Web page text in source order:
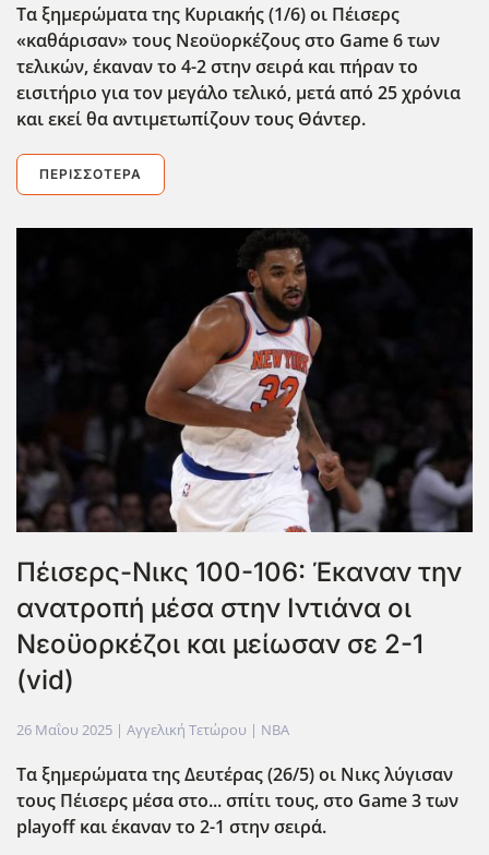
Tα ξημερώματα της Κυριακής (1/6) οι Πέισερς
«καθάρισαν» τους Νεοϋορκέζους στο Game 6 των
τελικών, έκαναν το 4-2 στην σειρά και πήραν το
εισιτήριο για τον μεγάλο τελικό, μετά από 25 χρόνια
και εκεί θα αντιμετωπίζουν τους Θάντερ.
ΠΕΡΙΣΣΌΤΕΡΑ
Πέισερς-Νικς 100-106: Έκαναν την
ανατροπή μέσα στην Ιντιάνα οι
Νεοϋορκέζοι και μείωσαν σε 2-1
(vid)
26 Μαΐου 2025 | Αγγελική Τετώρου | NBA
Τα ξημερώματα της Δευτέρας (26/5) οι Νικς λύγισαν
τους Πέισερς μέσα στο... σπίτι τους, στο Game 3 των
playoff και έκαναν το 2-1 στην σειρά.